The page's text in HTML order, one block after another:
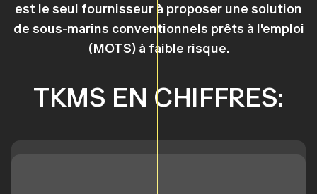
est le seul fournisseur à proposer une solution
de sous-marins conventionnels prêts à l'emploi
(MOTS) à faible risque.
TKMS EN CHIFFRES: